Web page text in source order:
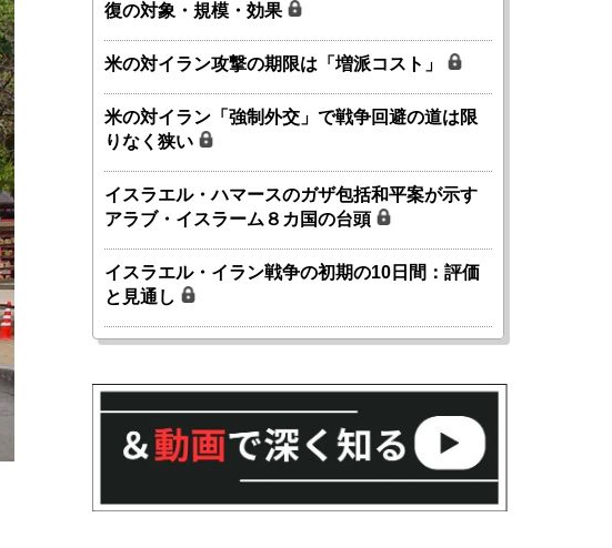
復の対象・規模・効果
米の対イラン攻撃の期限は「増派コスト」
米の対イラン「強制外交」で戦争回避の道は限
りなく狭い
イスラエル・ハマースのガザ包括和平案が示す
アラブ・イスラーム８カ国の台頭
イスラエル・イラン戦争の初期の10日間：評価
と見通し